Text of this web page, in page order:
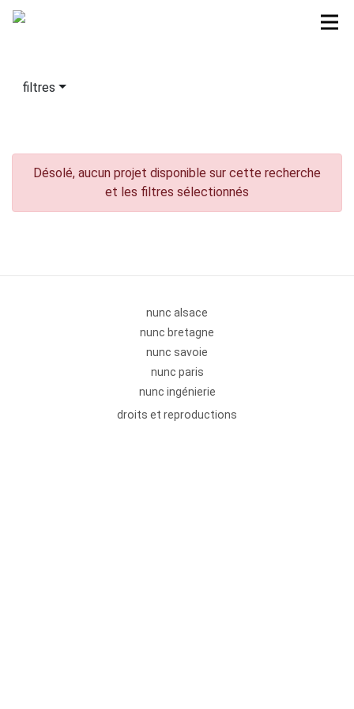
filtres
Désolé, aucun projet disponible sur cette recherche
et les filtres sélectionnés
nunc alsace
nunc bretagne
nunc savoie
nunc paris
nunc ingénierie
droits et reproductions